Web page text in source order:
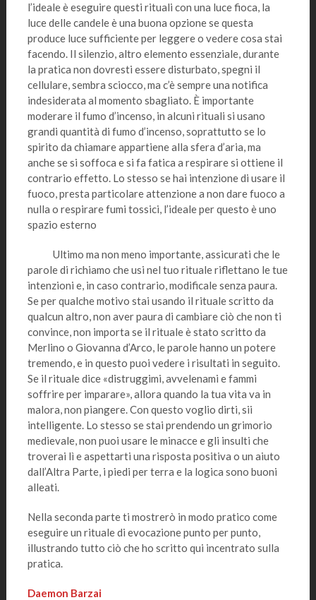
l’ideale è eseguire questi rituali con una luce fioca, la
luce delle candele è una buona opzione se questa
produce luce sufficiente per leggere o vedere cosa stai
facendo. Il silenzio, altro elemento essenziale, durante
la pratica non dovresti essere disturbato, spegni il
cellulare, sembra sciocco, ma c’è sempre una notifica
indesiderata al momento sbagliato. È importante
moderare il fumo d’incenso, in alcuni rituali si usano
grandi quantità di fumo d’incenso, soprattutto se lo
spirito da chiamare appartiene alla sfera d’aria, ma
anche se si soffoca e si fa fatica a respirare si ottiene il
contrario effetto. Lo stesso se hai intenzione di usare il
fuoco, presta particolare attenzione a non dare fuoco a
nulla o respirare fumi tossici, l’ideale per questo è uno
spazio esterno
Ultimo ma non meno importante, assicurati che le
parole di richiamo che usi nel tuo rituale riflettano le tue
intenzioni e, in caso contrario, modificale senza paura.
Se per qualche motivo stai usando il rituale scritto da
qualcun altro, non aver paura di cambiare ciò che non ti
convince, non importa se il rituale è stato scritto da
Merlino o Giovanna d’Arco, le parole hanno un potere
tremendo, e in questo puoi vedere i risultati in seguito.
Se il rituale dice «distruggimi, avvelenami e fammi
soffrire per imparare», allora quando la tua vita va in
malora, non piangere. Con questo voglio dirti, sii
intelligente. Lo stesso se stai prendendo un grimorio
medievale, non puoi usare le minacce e gli insulti che
troverai lì e aspettarti una risposta positiva o un aiuto
dall’Altra Parte, i piedi per terra e la logica sono buoni
alleati.
Nella seconda parte ti mostrerò in modo pratico come
eseguire un rituale di evocazione punto per punto,
illustrando tutto ciò che ho scritto qui incentrato sulla
pratica.
Daemon Barzai